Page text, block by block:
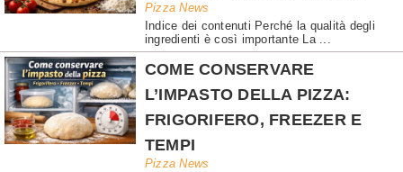
Pizza News
Indice dei contenuti Perché la qualità degli
ingredienti è così importante La ...
COME CONSERVARE
L’IMPASTO DELLA PIZZA:
FRIGORIFERO, FREEZER E
TEMPI
Pizza News